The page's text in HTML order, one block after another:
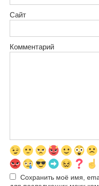
Сайт
Комментарий
Сохранить моё имя,